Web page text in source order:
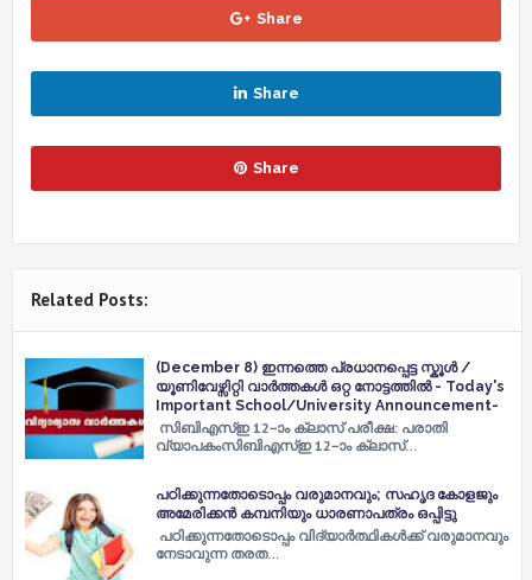
Share
Share
Share
Related Posts:
(December 8) ഇന്നത്തെ പ്രധാനപ്പെട്ട സ്കൂൾ /
യൂണിവേഴ്സിറ്റി വാർത്തകൾ ഒറ്റ നോട്ടത്തിൽ - Today's
Important School/University Announcement-
സിബിഎസ്ഇ 12–ാം ക്ലാസ് പരീക്ഷ: പരാതി
വ്യാപകംസിബിഎസ്ഇ 12–ാം ക്ലാസ്…
പഠിക്കുന്നതോടൊപ്പം വരുമാനവും; സഹൃദ കോളജും
അമേരിക്കന്‍ കമ്പനിയും ധാരണാപത്രം ഒപ്പിട്ടു
പഠിക്കുന്നതോടൊപ്പം വിദ്യാര്‍ത്ഥികള്‍ക്ക് വരുമാനവും
നേടാവുന്ന തരത…